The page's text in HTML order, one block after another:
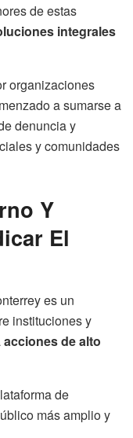
de estas
integrales
organizaciones
a sumarse a
denuncia y
y comunidades
Y
El
es un
instituciones y
acciones de alto
de
más amplio y